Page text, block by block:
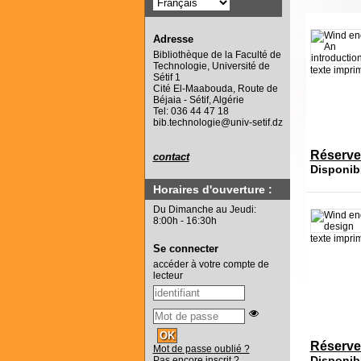
texte
texte
Adresse
Bibliothèque de la Faculté de
Technologie, Université de
Sétif 1
Cité El-Maabouda, Route de
Béjaia - Sétif, Algérie
Tel: 036 44 47 18
bib.technologie@univ-setif.dz
contact
Horaires d'ouverture :
Du Dimanche au Jeudi:
8:00h - 16:30h
Se connecter
accéder à votre compte de
lecteur
Mot de passe oublié ?